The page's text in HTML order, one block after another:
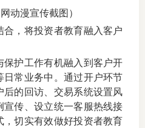
动漫宣传截图）
合，将投资者教育融入客户
保护工作有机融入到客户开
日常业务中。通过开户环节
后的回访、交易系统设置风
宣传、设立统一客服热线接
，切实有效做好投资者教育